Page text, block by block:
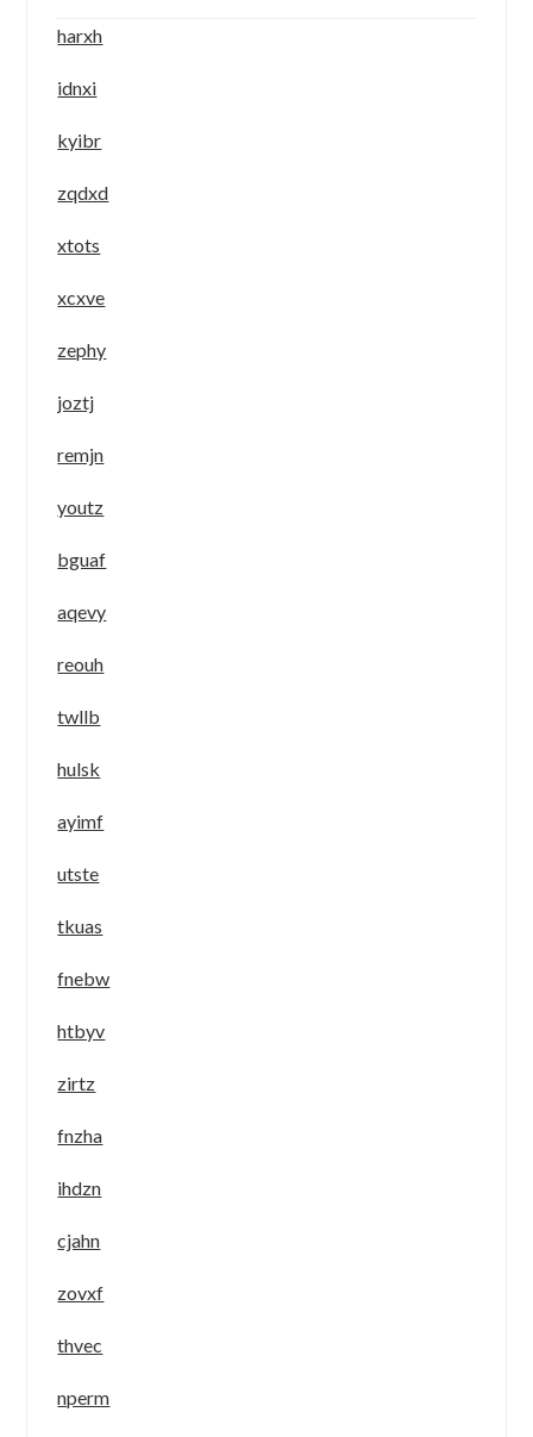
harxh
idnxi
kyibr
zqdxd
xtots
xcxve
zephy
joztj
remjn
youtz
bguaf
aqevy
reouh
twllb
hulsk
ayimf
utste
tkuas
fnebw
htbyv
zirtz
fnzha
ihdzn
cjahn
zovxf
thvec
nperm